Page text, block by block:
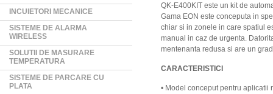
INCUIETORI MECANICE
SISTEME DE ALARMA
WIRELESS
SOLUTII DE MASURARE
TEMPERATURA
SISTEME DE PARCARE CU
PLATA
QK-E400KIT este un kit de
Gama EON este conceputa in
chiar si in zonele in care spatiul
manual in caz de urgenta.
mentenanta redusa si are un
CARACTERISTICI
• Model conceput pentru aplicatii